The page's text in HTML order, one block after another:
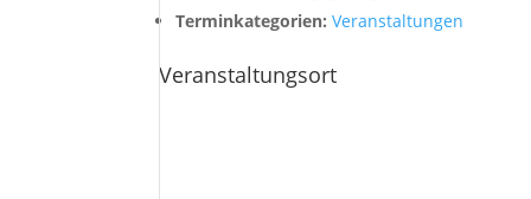
Terminkategorien: Veranstaltungen
Veranstaltungsort